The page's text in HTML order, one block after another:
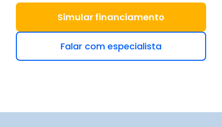
Simular financiamento
Falar com especialista